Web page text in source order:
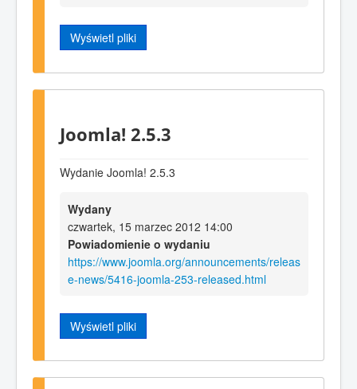
Wyświetl pliki
Joomla! 2.5.3
Wydanie Joomla! 2.5.3
Wydany
czwartek, 15 marzec 2012 14:00
Powiadomienie o wydaniu
https://www.joomla.org/announcements/releas
e-news/5416-joomla-253-released.html
Wyświetl pliki